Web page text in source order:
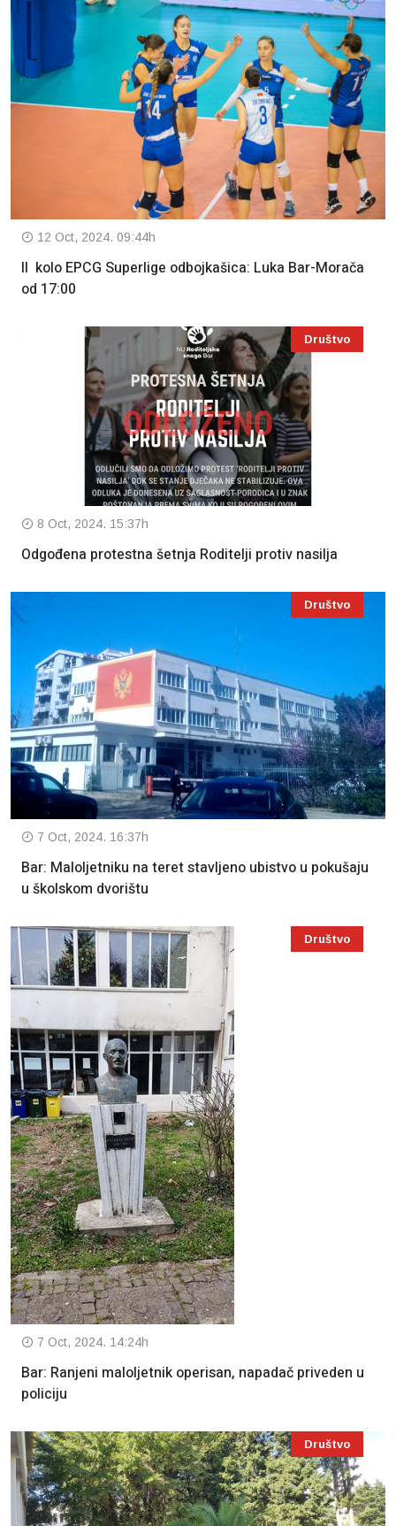
12 Oct, 2024. 09:44h
II kolo EPCG Superlige odbojkašica: Luka Bar-Morača
od 17:00
Društvo
8 Oct, 2024. 15:37h
Odgođena protestna šetnja Roditelji protiv nasilja
Društvo
7 Oct, 2024. 16:37h
Bar: Maloljetniku na teret stavljeno ubistvo u pokušaju
u školskom dvorištu
Društvo
7 Oct, 2024. 14:24h
Bar: Ranjeni maloljetnik operisan, napadač priveden u
policiju
Društvo